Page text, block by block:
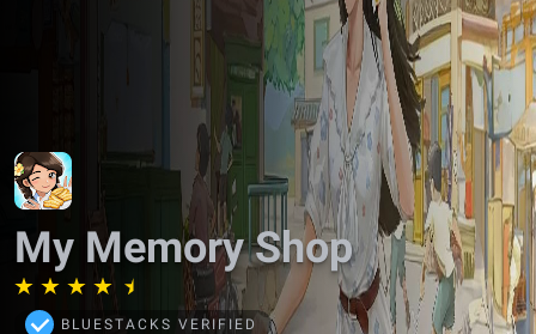
My Memory Shop
BLUESTACKS VERIFIED